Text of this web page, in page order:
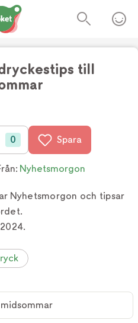
till
0 Spara
Nyhetsmorgon
Nyhetsmorgon och tipsar